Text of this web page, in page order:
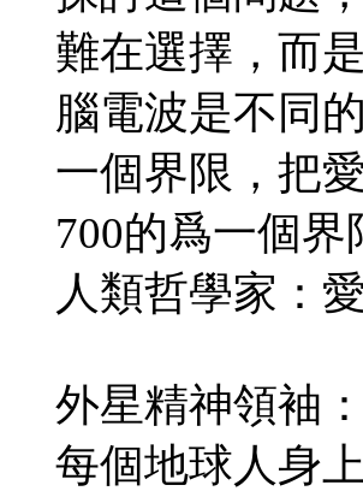
難在選擇，而
腦電波是不同
一個界限，把
700的爲一個
人類哲學家：
外星精神領袖
每個地球人身